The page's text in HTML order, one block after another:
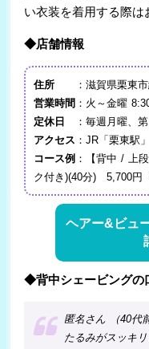
い衣装を着用する際は
◆店舗情報
住所
：滋賀県栗東
営業時間 ：火～金曜
定休日
：毎週月曜、
アクセス ：JR「栗東駅
コース例 ：【背中 / 上
ク付き)(40分) 5,700円
ヘアー&ビュ
◆背中シェービングの
匿名さん （40代
たるみがスッキ